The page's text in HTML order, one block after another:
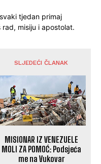
tjedan primaj
misiju i apostolat.
SLJEDEĆI ČLANAK
MISIONAR IZ VENEZUELE
MOLI ZA POMOĆ: Podsjeća
me na Vukovar